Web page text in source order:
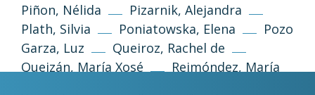
Piñon, Nélida
Pizarnik, Alejandra
Plath, Silvia
Poniatowska, Elena
Pozo
Garza, Luz
Queiroz, Rachel de
Queizán, María Xosé
Reimóndez, María
Desenvolupament webEstudi Llimona